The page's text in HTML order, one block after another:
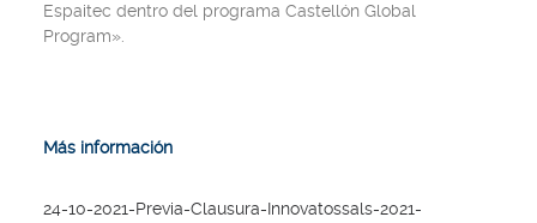
Espaitec dentro del programa Castellón Global
Program».
Más información
24-10-2021-Previa-Clausura-Innovatossals-2021-